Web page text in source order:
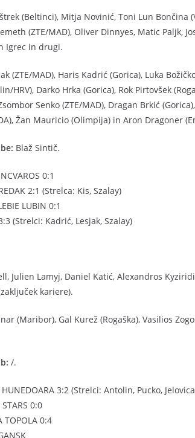
(Beltinci), Mitja Novinić, Toni Lun Bončina
(ZTE/MAD), Oliver Dinnyes, Matic Paljk,
Igrec in drugi.
(ZTE/MAD), Haris Kadrić (Gorica), Luka
HRV), Darko Hrka (Gorica), Rok Pirtovšek
Senko (ZTE/MAD), Dragan Brkić
Žan Mauricio (Olimpija) in Aron Dragoner
Blaž Sintič.
0:1
2:1 (Strelca: Kis, Szalay)
LUBIN 0:1
(Strelci: Kadrić, Lesjak, Szalay)
Julien Lamyj, Daniel Katić, Alexandros
kariere).
(Maribor), Gal Kurež (Rogaška), Vasilios
/.
HUNEDOARA 3:2 (Strelci: Antolin, Pucko,
0:0
TOPOLA 0:4